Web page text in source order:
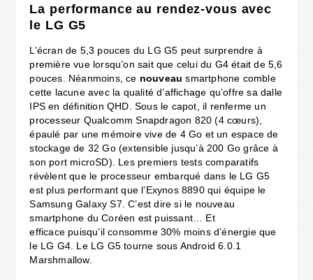
La performance au rendez-vous avec
le LG G5
L’écran de 5,3 pouces du LG G5 peut surprendre à
première vue lorsqu’on sait que celui du G4 était de 5,6
pouces. Néanmoins, ce nouveau smartphone comble
cette lacune avec la qualité d’affichage qu’offre sa dalle
IPS en définition QHD. Sous le capot, il renferme un
processeur Qualcomm Snapdragon 820 (4 cœurs),
épaulé par une mémoire vive de 4 Go et un espace de
stockage de 32 Go (extensible jusqu’à 200 Go grâce à
son port microSD). Les premiers tests comparatifs
révèlent que le processeur embarqué dans le LG G5
est plus performant que l’Exynos 8890 qui équipe le
Samsung Galaxy S7. C’est dire si le nouveau
smartphone du Coréen est puissant… Et
efficace puisqu’il consomme 30% moins d’énergie que
le LG G4. Le LG G5 tourne sous Android 6.0.1
Marshmallow.